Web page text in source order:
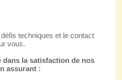
techniques et le contact
vous.
la satisfaction de nos
assurant :